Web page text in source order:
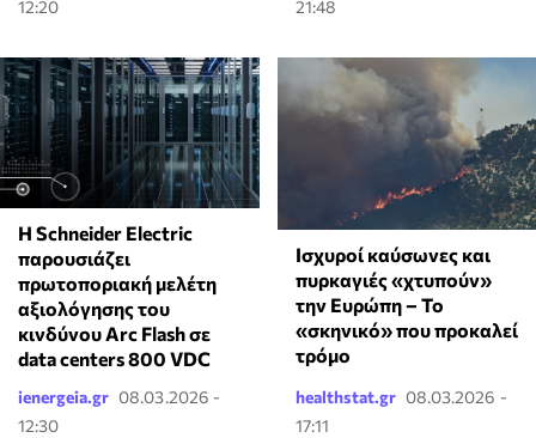
12:20
21:48
Η Schneider Electric
παρουσιάζει
πρωτοποριακή μελέτη
αξιολόγησης του
κινδύνου Arc Flash σε
data centers 800 VDC
ienergeia.gr 08.03.2026 -
12:30
Ισχυροί καύσωνες και
πυρκαγιές «χτυπούν»
την Ευρώπη – Το
«σκηνικό» που προκαλεί
τρόμο
healthstat.gr 08.03.2026 -
17:11